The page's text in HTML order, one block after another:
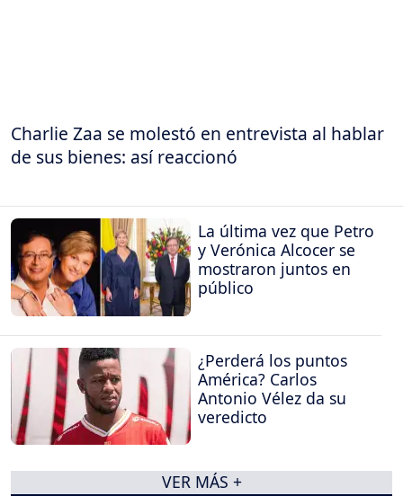
Charlie Zaa se molestó en entrevista al hablar
de sus bienes: así reaccionó
La última vez que Petro
y Verónica Alcocer se
mostraron juntos en
público
¿Perderá los puntos
América? Carlos
Antonio Vélez da su
veredicto
VER MÁS +